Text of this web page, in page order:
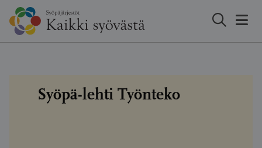
Hyppää
sisältöön
Syöpä-lehti Työnteko